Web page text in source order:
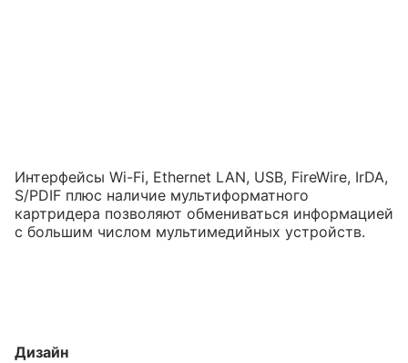
Интерфейсы Wi-Fi, Ethernet LAN, USB, FireWire, IrDA,
S/PDIF плюс наличие мультиформатного
картридера позволяют обмениваться информацией
с большим числом мультимедийных устройств.
Дизайн